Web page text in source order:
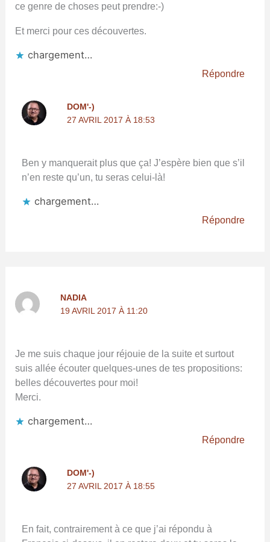
ce genre de choses peut prendre:-)
Et merci pour ces découvertes.
chargement…
Répondre
DOM'-)
27 AVRIL 2017 À 18:53
Ben y manquerait plus que ça! J’espère bien que s’il
n’en reste qu’un, tu seras celui-là!
chargement…
Répondre
NADIA
19 AVRIL 2017 À 11:20
Je me suis chaque jour réjouie de la suite et surtout
suis allée écouter quelques-unes de tes propositions:
belles découvertes pour moi!
Merci.
chargement…
Répondre
DOM'-)
27 AVRIL 2017 À 18:55
En fait, contrairement à ce que j’ai répondu à